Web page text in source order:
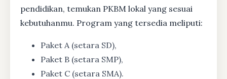
pendidikan, temukan PKBM lokal yang sesuai
kebutuhanmu. Program yang tersedia meliputi:
Paket A (setara SD),
Paket B (setara SMP),
Paket C (setara SMA).